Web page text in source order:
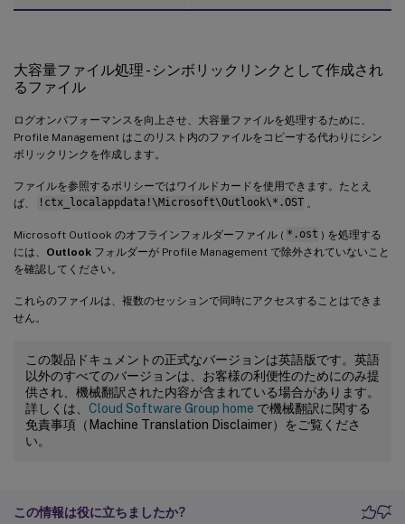
大容量ファイル処理 - シンボリックリンクとして作成され
るファイル
ログオンパフォーマンスを向上させ、大容量ファイルを処理するために、
Profile Management はこのリスト内のファイルをコピーする代わりにシン
ボリックリンクを作成します。
ファイルを参照するポリシーではワイルドカードを使用できます。たとえ
ば、
!ctx_localappdata!\Microsoft\Outlook\*.OST 。
Microsoft Outlook のオフラインフォルダーファイル ( *.ost ) を処理する
には、 Outlook フォルダーが Profile Management で除外されていないこと
を確認してください。
これらのファイルは、複数のセッションで同時にアクセスすることはできま
せん。
この製品ドキュメントの正式なバージョンは英語版です。英語
以外のすべてのバージョンは、お客様の利便性のためにのみ提
供され、機械翻訳された内容が含まれている場合があります。
詳しくは、 Cloud Software Group home で機械翻訳に関する
免責事項（Machine Translation Disclaimer）をご覧くださ
い。
この情報は役に立ちましたか?